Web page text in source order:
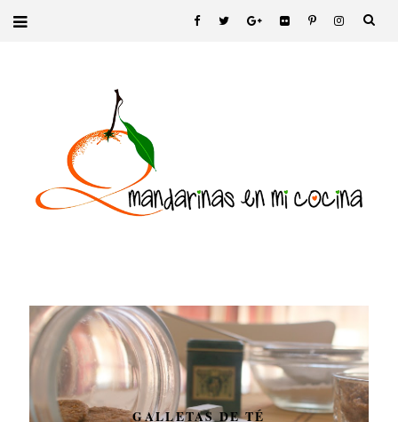
GALLETAS DE TÉ